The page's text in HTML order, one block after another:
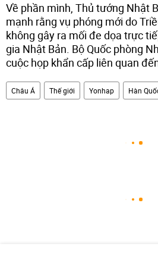
Về phần mình, Thủ tướng Nhật
mạnh rằng vụ phóng mới do
không gây ra mối đe dọa trực
gia Nhật Bản. Bộ Quốc phòng
cuộc họp khẩn cấp liên quan
Châu Á Thế giới Yonhap Hàn